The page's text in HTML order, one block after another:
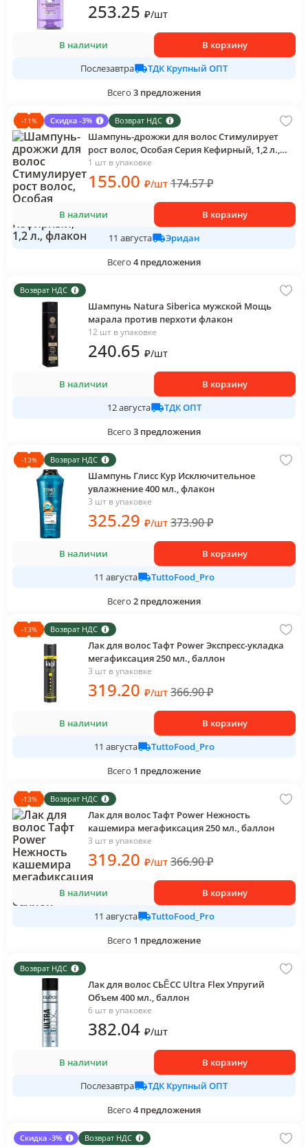
253.25 ₽/шт
В наличии
В корзину
Послезавтра
ТДК Крупный ОПТ
Всего 3 предложения
-11% Скидка -3% Возврат НДС
Шампунь-дрожжи для волос Стимулирует
рост волос, Особая Серия Кефирный, 1,2 л.,
флакон
1 шт в упаковке
155.00 ₽/шт 174.57₽
В наличии
В корзину
11 августа
Эридан
Всего 4 предложения
Возврат НДС
Шампунь Natura Siberica мужской Мощь
марала против перхоти флакон
12 шт в упаковке
240.65 ₽/шт
В наличии
В корзину
12 августа
ТДК ОПТ
Всего 3 предложения
-13% Возврат НДС
Шампунь Глисс Кур Исключительное
увлажнение 400 мл., флакон
3 шт в упаковке
325.29 ₽/шт 373.90₽
В наличии
В корзину
11 августа
TuttoFood_Pro
Всего 2 предложения
-13% Возврат НДС
Лак для волос Тафт Power Экспресс-укладка
мегафиксация 250 мл., баллон
3 шт в упаковке
319.20 ₽/шт 366.90₽
В наличии
В корзину
11 августа
TuttoFood_Pro
Всего 1 предложение
-13% Возврат НДС
Лак для волос Тафт Power Нежность
кашемира мегафиксация 250 мл., баллон
3 шт в упаковке
319.20 ₽/шт 366.90₽
В наличии
В корзину
11 августа
TuttoFood_Pro
Всего 1 предложение
Возврат НДС
Лак для волос СЬĔСС Ultra Flex Упругий
Объем 400 мл., баллон
6 шт в упаковке
382.04 ₽/шт
В наличии
В корзину
Послезавтра
ТДК Крупный ОПТ
Всего 4 предложения
Скидка -3% Возврат НДС